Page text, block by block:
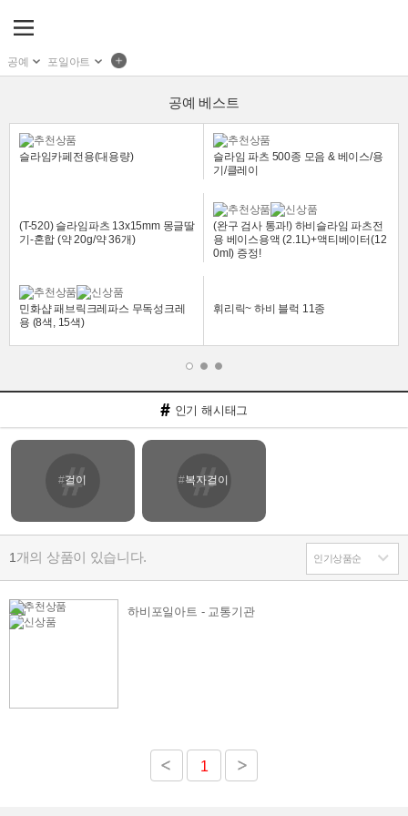
공예 포일아트
공예 베스트
슬라임카페전용(대용량)
슬라임 파츠 500종 모음 & 베이스/용
기/클레이
(T-520) 슬라임파츠 13x15mm 몽글딸
기-혼합 (약 20g/약 36개)
(완구 검사 통과!) 하비슬라임 파츠전
용 베이스용액 (2.1L)+액티베이터(12
0ml) 증정!
민화샵 패브릭크레파스 무독성크레
용 (8색, 15색)
휘리릭~ 하비 블럭 11종
# 인기 해시태그
#걸이 #복자걸이
1 개의 상품이 있습니다.
하비포일아트 - 교통기관
1